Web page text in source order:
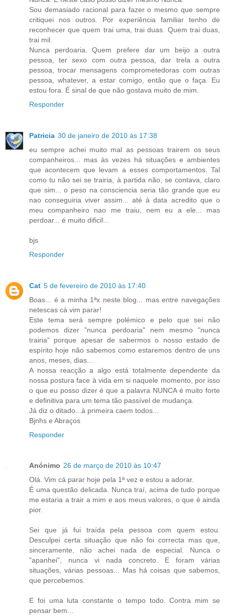
Sou demasiado racional para fazer o mesmo que sempre
critiquei nos outros. Por experiência familiar tenho de
reconhecer que quem trai uma, trai duas. Quem trai duas,
trai mil.
Nunca perdoaria. Quem prefere dar um beijo a outra
pessoa, ter sexo com outra pessoa, dar trela a outra
pessoa, trocar mensagens comprometedoras com outras
pessoa, whatever, a estar comigo, então que o faça. Eu
estou fora. É sinal de que não gostava muito de mim.
Responder
Patricia 30 de janeiro de 2010 às 17:38
eu sempre achei muito mal as pessoas trairem os seus
companheiros... mas às vezes há situações e ambientes
que acontecem que levam a esses comportamentos. Tal
como tu não sei se trairia, à partida não, se contava, claro
que sim... o peso na consciencia seria tão grande que eu
nao conseguiria viver assim... até à data acredito que o
meu companheiro nao me traiu, nem eu a ele... mas
perdoar... é muito dificil...
bjs
Responder
Cat 5 de fevereiro de 2010 às 17:40
Boas... é a minha 1ªx neste blog... mas entre navegações
netescas cá vim parar!
Este tema será sempre polémico e pelo que sei não
podemos dizer "nunca perdoaria" nem mesmo "nunca
trairia" porque apesar de sabermos o nosso estado de
espírito hoje não sabemos como estaremos dentro de uns
anos, meses, dias...
A nossa reacção a algo está totalmente dependente da
nossa postura face à vida em si naquele momento, por isso
o que eu posso dizer é que a palavra NUNCA é muito forte
e definitiva para um tema tão passível de mudança.
Já diz o ditado...à primeira caem todos...
Bjnhs e Abraços
Responder
Anónimo 26 de março de 2010 às 10:47
Olá. Vim cá parar hoje pela 1ª vez e estou a adorar.
É uma questão delicada. Nunca traí, acima de tudo porque
me estaria a trair a mim e aos meus valores, o que é ainda
pior.
Sei que já fui traída pela pessoa com quem estou.
Desculpei certa situação que não foi correcta mas que,
sinceramente, não achei nada de especial. Nunca o
"apanhei", nunca vi nada concreto. E foram várias
situações, várias pessoas... Mas há coisas que sabemos,
que percebemos.
E foi uma luta constante o tempo todo. Contra mim se
pensar bem...